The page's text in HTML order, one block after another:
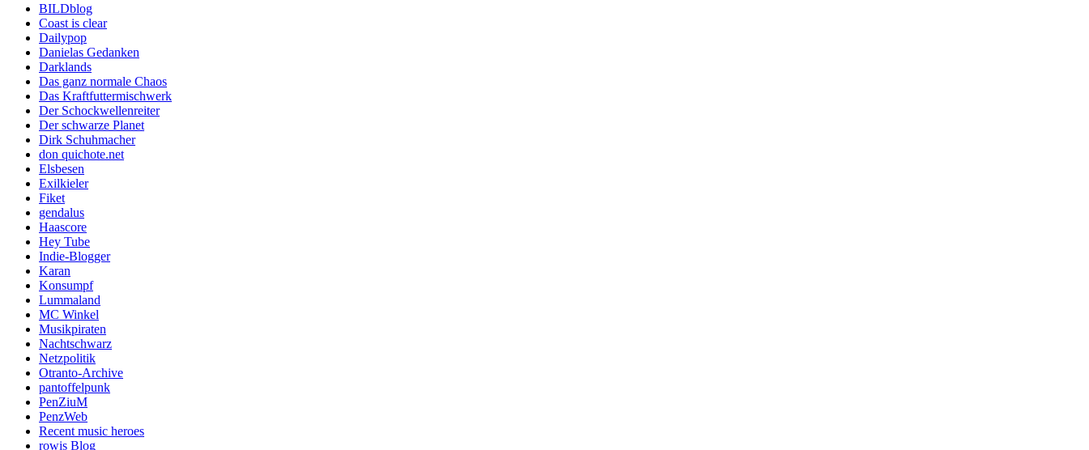
BILDblog
Coast is clear
Dailypop
Danielas Gedanken
Darklands
Das ganz normale Chaos
Das Kraftfuttermischwerk
Der Schockwellenreiter
Der schwarze Planet
Dirk Schuhmacher
don quichote.net
Elsbesen
Exilkieler
Fiket
gendalus
Haascore
Hey Tube
Indie-Blogger
Karan
Konsumpf
Lummaland
MC Winkel
Musikpiraten
Nachtschwarz
Netzpolitik
Otranto-Archive
pantoffelpunk
PenZiuM
PenzWeb
Recent music heroes
rowis Blog